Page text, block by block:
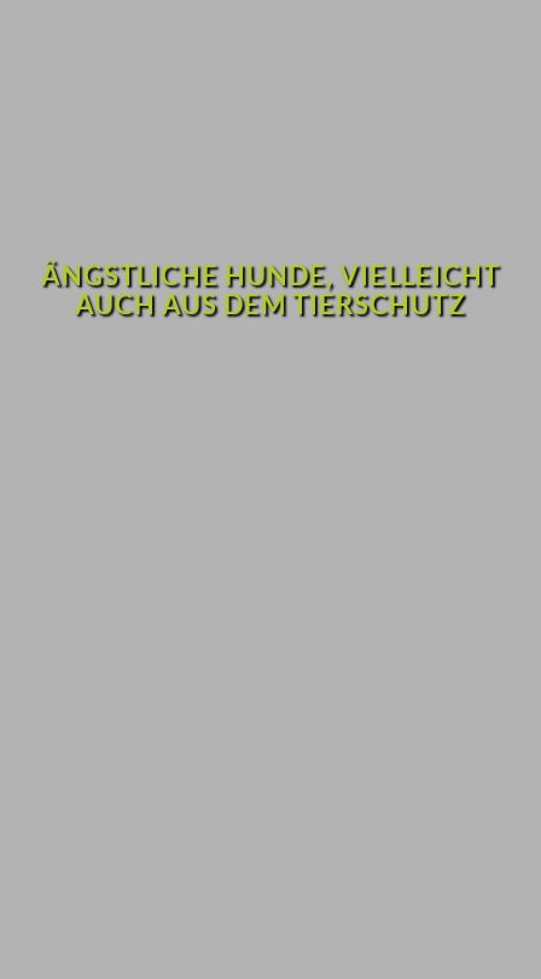
ÄNGSTLICHE HUNDE, VIELLEICHT
AUCH AUS DEM TIERSCHUTZ